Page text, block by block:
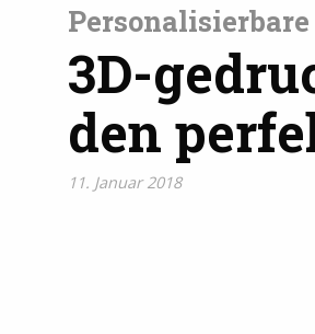
3D-
den
11. Januar 2018